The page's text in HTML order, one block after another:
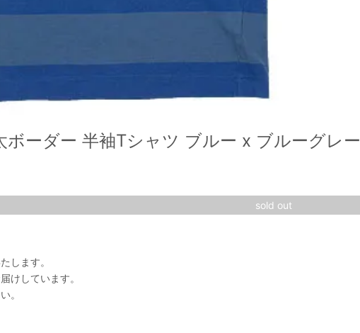
ーダー 半袖Tシャツ ブルー x ブルーグレー
sold out
します。
けしています。
。